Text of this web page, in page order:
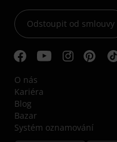
Odstoupit od smlouvy
O nás
Kariéra
Blog
Bazar
Systém oznamování